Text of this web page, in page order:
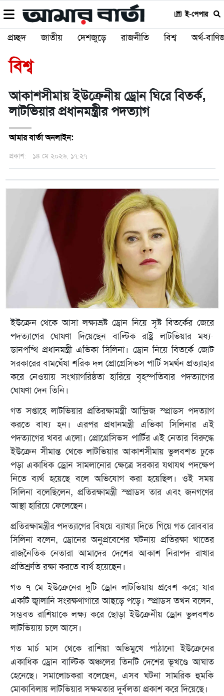
ই-পেপার
প্রচ্ছদ জাতীয় দেশজুড়ে রাজনীতি বিশ্ব অর্থ-
বিশ্ব
আকাশসীমায় ইউক্রেনীয় ড্রোন ঘিরে বিতর্ক,
লাটভিয়ার প্রধানমন্ত্রীর পদত্যাগ
আমার বার্তা অনলাইন:
প্রকাশ: ১৪ মে ২০২৬, ১৭:২৭
ইউক্রেন থেকে আসা লক্ষ্যভ্রষ্ট ড্রোন নিয়ে সৃষ্ট বিতর্কের জেরে
পদত্যাগের ঘোষণা দিয়েছেন বাল্টিক রাষ্ট্র লাটভিয়ার মধ্য-
ডানপন্থি প্রধানমন্ত্রী এভিকা সিলিনা। ড্রোন নিয়ে বিতর্কে জোট
সরকারের বামঘেঁষা শরিক দল প্রোগ্রেসিভস পার্টি সমর্থন প্রত্যাহার
করে নেওয়ায় সংখ্যাগরিষ্ঠতা হারিয়ে বৃহস্পতিবার পদত্যাগের
ঘোষণা দেন তিনি।
গত সপ্তাহে লাটভিয়ার প্রতিরক্ষামন্ত্রী আন্দ্রিজ স্প্রাডস পদত্যাগ
করতে বাধ্য হন। এরপর প্রধানমন্ত্রী এভিকা সিলিনার এই
পদত্যাগের খবর এলো। প্রোগ্রেসিভস পার্টির এই নেতার বিরুদ্ধে
ইউক্রেন সীমান্ত থেকে লাটভিয়ার আকাশসীমায় ভুলবশত ঢুকে
পড়া একাধিক ড্রোন সামলানোর ক্ষেত্রে সরকার যথাযথ পদক্ষেপ
নিতে ব্যর্থ হয়েছে বলে অভিযোগ করা হয়েছিল। ওই সময়
সিলিনা বলেছিলেন, প্রতিরক্ষামন্ত্রী স্প্রাডস তার এবং জনগণের
আস্থা হারিয়ে ফেলেছেন।
প্রতিরক্ষামন্ত্রীর পদত্যাগের বিষয়ে ব্যাখ্যা দিতে গিয়ে গত রোববার
সিলিনা বলেন, ড্রোনের অনুপ্রবেশের ঘটনায় প্রতিরক্ষা খাতের
রাজনৈতিক নেতারা আমাদের দেশের আকাশ নিরাপদ রাখার
প্রতিশ্রুতি রক্ষা করতে ব্যর্থ হয়েছেন।
গত ৭ মে ইউক্রেনের দুটি ড্রোন লাটভিয়ায় প্রবেশ করে; যার
একটি জ্বালানি সংরক্ষণাগারে আছড়ে পড়ে। স্প্রাডস তখন বলেন,
সম্ভবত রাশিয়াকে লক্ষ্য করে ছোড়া ইউক্রেনীয় ড্রোন ভুলবশত
লাটভিয়ায় চলে আসে।
গত মার্চ মাস থেকে রাশিয়া অভিমুখে পাঠানো ইউক্রেনের
একাধিক ড্রোন বাল্টিক অঞ্চলের তিনটি দেশের ভূখণ্ডে আঘাত
হেনেছে। সমালোচকরা বলেছেন, এসব ঘটনা সামরিক হুমকি
মোকাবিলায় লাটভিয়ার সক্ষমতার দুর্বলতা প্রকাশ করে দিয়েছে।